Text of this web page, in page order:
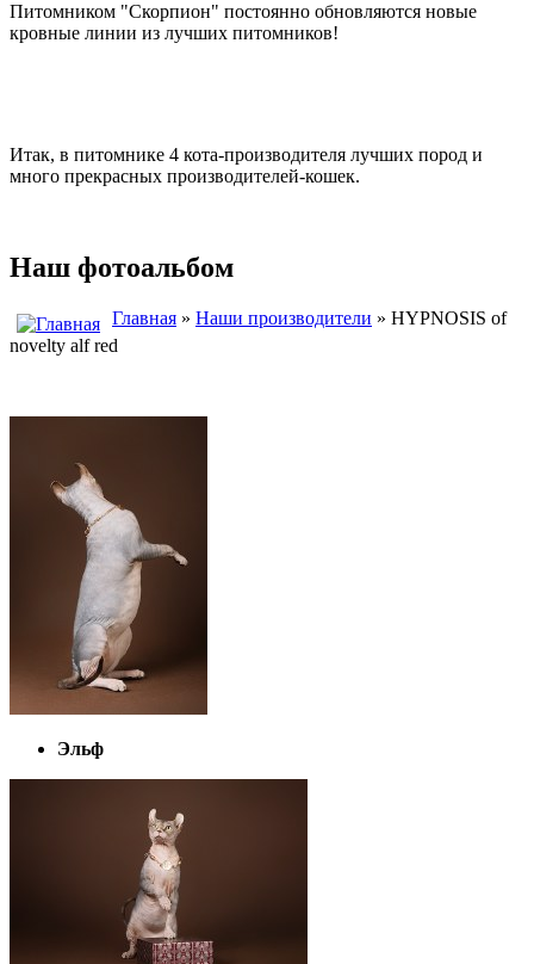
Питомником "Скорпион" постоянно обновляются новые
кровные линии из лучших питомников!
Итак, в питомнике 4 кота-производителя лучших пород и
много прекрасных производителей-кошек.
Наш фотоальбом
Главная » Наши производители » HYPNOSIS of
novelty alf red
Эльф